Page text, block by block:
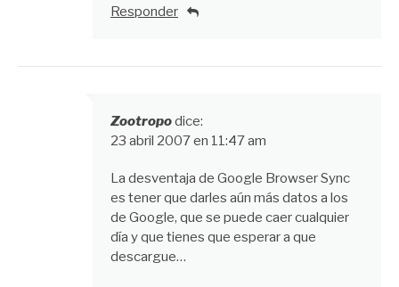
Responder
Zootropodice:
23 abril 2007 en 11:47 am
La desventaja de Google Browser Sync
es tener que darles aún más datos a los
de Google, que se puede caer cualquier
día y que tienes que esperar a que
descargue…